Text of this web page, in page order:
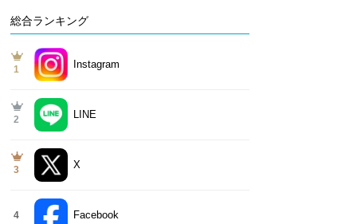
総合ランキング
1 Instagram
2 LINE
3 X
4 Facebook